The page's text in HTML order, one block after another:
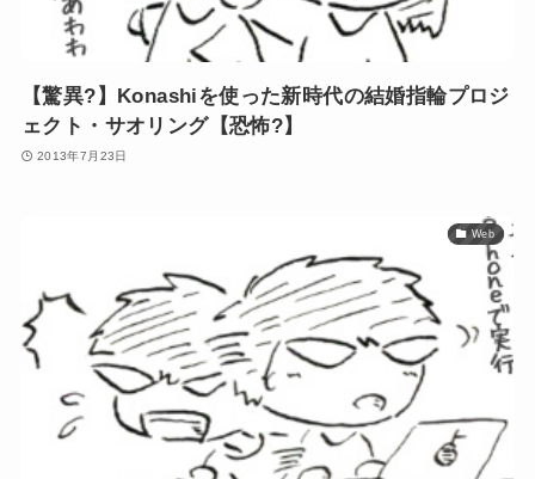
【驚異?】Konashiを使った新時代の結婚指輪プロジ
ェクト・サオリング【恐怖?】
2013年7月23日
Web